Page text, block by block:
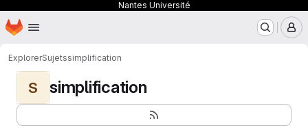
Nantes Université
Passer au contenu principal
Page d'accueil
ExplorerSujetssimplification
S simplification